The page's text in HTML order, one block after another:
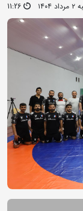
11:26